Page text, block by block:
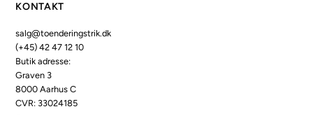
KONTAKT
salg@toenderingstrik.dk
(+45) 42 47 12 10
Butik adresse:
Graven 3
8000 Aarhus C
CVR: 33024185